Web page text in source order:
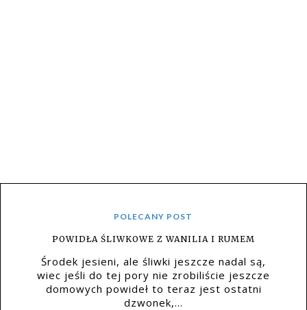
POLECANY POST
POWIDŁA ŚLIWKOWE Z WANILIA I RUMEM
Środek jesieni, ale śliwki jeszcze nadal są,
wiec jeśli do tej pory nie zrobiliście jeszcze
domowych powideł to teraz jest ostatni
dzwonek,...